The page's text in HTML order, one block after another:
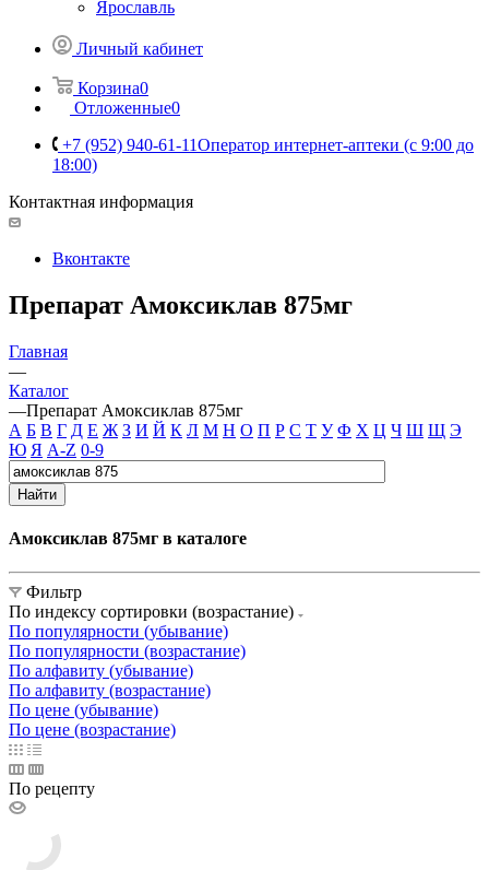
Ярославль
Личный кабинет
Корзина0
Отложенные0
+7 (952) 940-61-11Оператор интернет-аптеки (с 9:00 до
18:00)
Контактная информация
Вконтакте
Препарат Амоксиклав 875мг
Главная
—
Каталог
—Препарат Амоксиклав 875мг
А Б В Г Д Е Ж З И Й К Л М Н О П Р С Т У Ф Х Ц Ч Ш Щ Э
Ю Я A-Z 0-9
Найти
Амоксиклав 875мг в каталоге
Фильтр
По индексу сортировки (возрастание)
По популярности (убывание)
По популярности (возрастание)
По алфавиту (убывание)
По алфавиту (возрастание)
По цене (убывание)
По цене (возрастание)
По рецепту